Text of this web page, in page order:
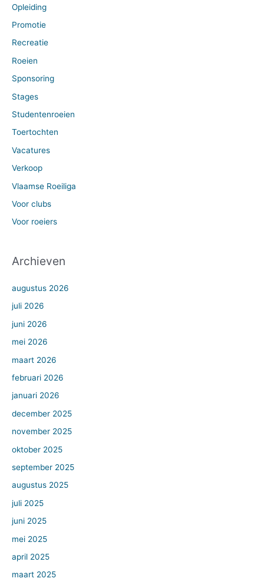
Opleiding
Promotie
Recreatie
Roeien
Sponsoring
Stages
Studentenroeien
Toertochten
Vacatures
Verkoop
Vlaamse Roeiliga
Voor clubs
Voor roeiers
Archieven
augustus 2026
juli 2026
juni 2026
mei 2026
maart 2026
februari 2026
januari 2026
december 2025
november 2025
oktober 2025
september 2025
augustus 2025
juli 2025
juni 2025
mei 2025
april 2025
maart 2025